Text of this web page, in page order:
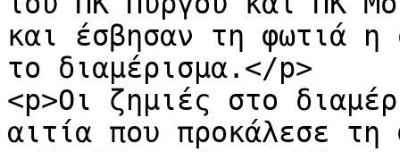
και έσβησαν τη φωτιά η
το διαμέρισμα.</p>
<p>Οι ζημιές στο
αιτία που προκάλεσε τη